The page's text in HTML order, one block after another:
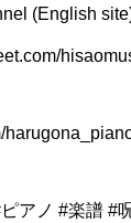
(English
アノ #楽譜 #